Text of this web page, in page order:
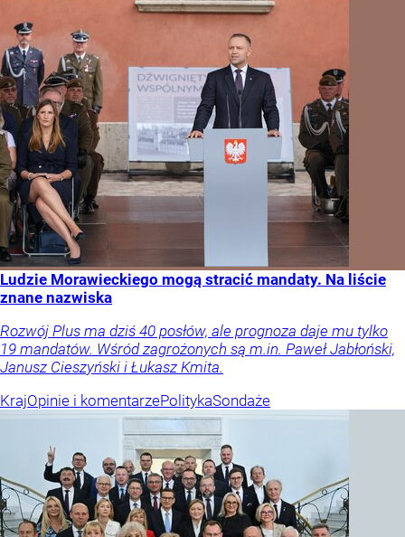
Ludzie Morawieckiego mogą stracić mandaty. Na liście
znane nazwiska
Rozwój Plus ma dziś 40 posłów, ale prognoza daje mu tylko
19 mandatów. Wśród zagrożonych są m.in. Paweł Jabłoński,
Janusz Cieszyński i Łukasz Kmita.
KrajOpinie i komentarzePolitykaSondaże